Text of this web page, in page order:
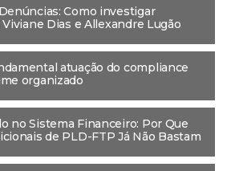
Como investigar
Dias e Allexandre Lugão
atuação do compliance
organizado
no Sistema Financeiro: Por Que
de PLD-FTP Já Não Bastam